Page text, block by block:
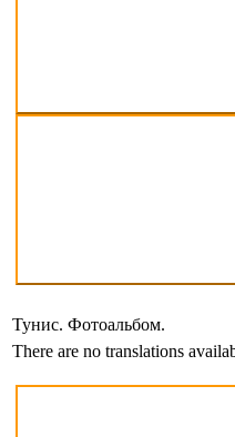
Тунис. Фотоальбом.
There are no translations